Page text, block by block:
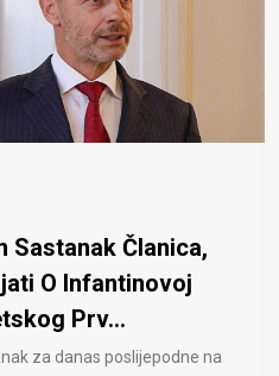
Sastanak Članica,
O Infantinovoj
Prv...
za danas poslijepodne na